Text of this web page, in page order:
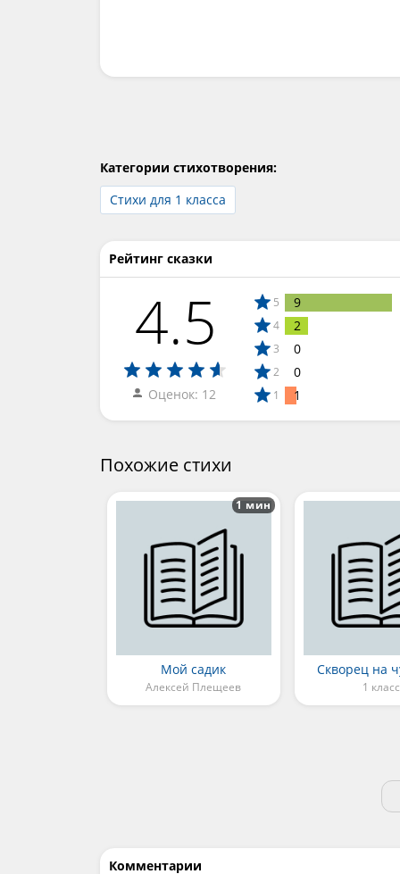
Категории стихотворения:
Стихи для 1 класса
Рейтинг сказки
4.5
Оценок: 12
5 9
4 2
3 0
2 0
1 1
Похожие стихи
Мой садик
Алексей Плещеев
1 мин
Скворец на
1 класс
Комментарии